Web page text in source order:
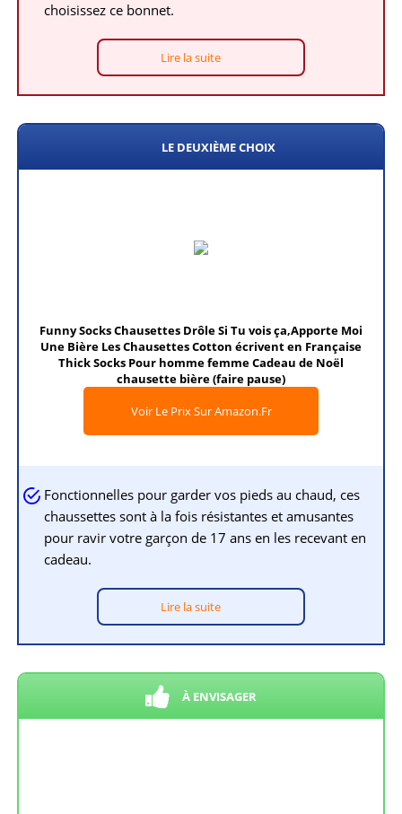
choisissez ce bonnet.
Lire la suite
LE DEUXIÈME CHOIX
Funny Socks Chausettes Drôle Si Tu vois ça,Apporte Moi
Une Bière Les Chausettes Cotton écrivent en Française
Thick Socks Pour homme femme Cadeau de Noël
chausette bière (faire pause)
Voir Le Prix Sur Amazon.fr
Fonctionnelles pour garder vos pieds au chaud, ces
chaussettes sont à la fois résistantes et amusantes
pour ravir votre garçon de 17 ans en les recevant en
cadeau.
Lire la suite
À ENVISAGER